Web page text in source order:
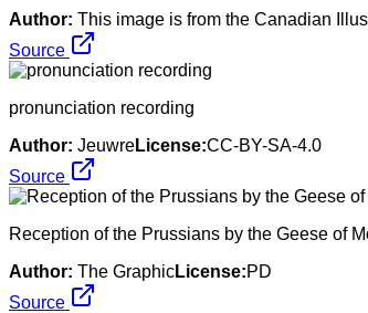
Author: This image is from the Canadian
Source
pronunciation recording
Author: JeuwreLicense:CC-BY-SA-4.0
Source
Reception of the Prussians by the Geese of
Author: The GraphicLicense:PD
Source